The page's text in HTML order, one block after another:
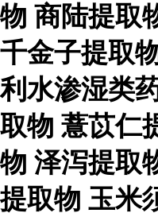
物 商陆提取
千金子提取
利水渗湿类
取物 薏苡仁
物 泽泻提取
提取物 玉米